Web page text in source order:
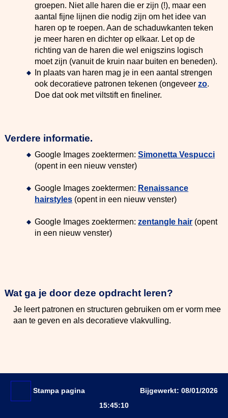
groepen. Niet alle haren die er zijn (!), maar een
aantal fijne lijnen die nodig zijn om het idee van
haren op te roepen. Aan de schaduwkanten teken
je meer haren en dichter op elkaar. Let op de
richting van de haren die wel enigszins logisch
moet zijn (vanuit de kruin naar buiten en beneden).
In plaats van haren mag je in een aantal strengen
ook decoratieve patronen tekenen (ongeveerzo.
Doe dat ook met viltstift en fineliner.
Verdere informatie.
Google Images zoektermen:Simonetta Vespucci
(opent in een nieuw venster)
Google Images zoektermen: Renaissance
hairstyles (opent in een nieuw venster)
Google Images zoektermen:zentangle hair (opent
in een nieuw venster)
Wat ga je door deze opdracht leren?
Je leert patronen en structuren gebruiken om er vorm mee
aan te geven en als decoratieve vlakvulling.
Stampa pagina Bijgewerkt: 08/01/2026
15:45:10